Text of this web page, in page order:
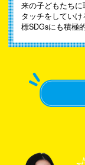
来の子どもたち
タッチをしてい
標SDGsにも積極